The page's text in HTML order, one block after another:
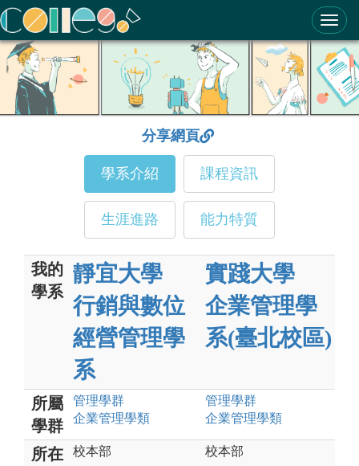
ColleGo! 大學選才與高中育才輔助系統
分享網頁
學系介紹 課程資訊
生涯進路 能力特質
我的
學系
靜宜大學
行銷與數位
經營管理學
系
實踐大學
企業管理學
系(臺北校區)
所屬
學群
管理學群
企業管理學類
管理學群
企業管理學類
所在
校本部
校本部